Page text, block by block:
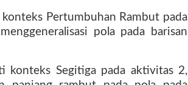
Pertumbuhan Rambut pada
pola pada barisan
konteks Segitiga pada aktivitas 2,